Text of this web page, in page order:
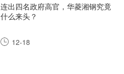
连出四名政府高官，华菱湘钢究竟
什么来头？
12-18